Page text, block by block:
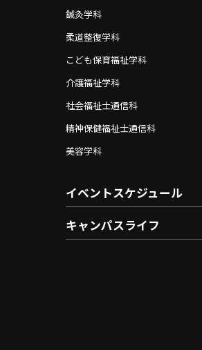
鍼灸学科
柔道整復学科
こども保育福祉学科
介護福祉学科
社会福祉士通信科
精神保健福祉士通信科
美容学科
イベントスケジュール
キャンパスライフ